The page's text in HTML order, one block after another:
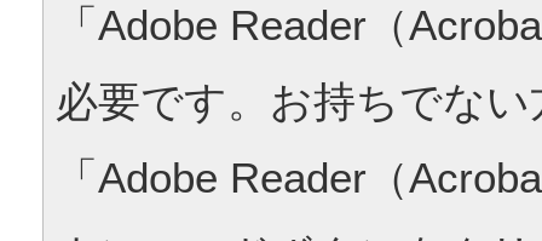
「Adobe Reader（
必要です。お持ちでな
「Adobe Reader（